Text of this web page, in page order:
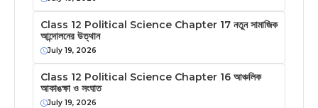
Class 12 Political Science Chapter 17 নতুন সামাজিক
আন্দোলনের উত্থান
July 19, 2026
Class 12 Political Science Chapter 16 আঞ্চলিক
আকাঙক্ষা ও সংঘাত
July 19, 2026